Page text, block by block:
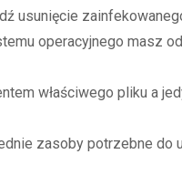
usunięcie
operacyjnego masz
właściwego pliku a
zasoby potrzebne do